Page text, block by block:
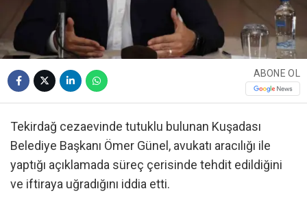
ABONE OL
Tekirdağ cezaevinde tutuklu bulunan Kuşadası
Belediye Başkanı Ömer Günel, avukatı aracılığı ile
yaptığı açıklamada süreç çerisinde tehdit edildiğini
ve iftiraya uğradığını iddia etti.